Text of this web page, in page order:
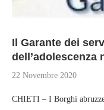
Il Garante dei
dell’adolescenza
22 Novembre 2020
CHIETI – I Borghi